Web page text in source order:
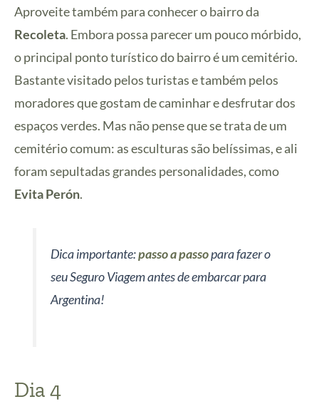
Aproveite também para conhecer o bairro da
Recoleta. Embora possa parecer um pouco mórbido,
o principal ponto turístico do bairro é um cemitério.
Bastante visitado pelos turistas e também pelos
moradores que gostam de caminhar e desfrutar dos
espaços verdes. Mas não pense que se trata de um
cemitério comum: as esculturas são belíssimas, e ali
foram sepultadas grandes personalidades, como
Evita Perón.
Dica importante:passo a passopara fazer o
seu Seguro Viagem antes de embarcar para
Argentina!
Dia 4